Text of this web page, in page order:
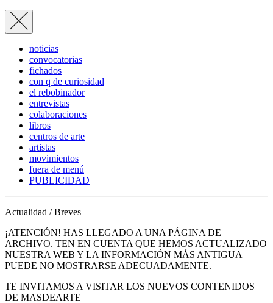
noticias
convocatorias
fichados
con q de curiosidad
el rebobinador
entrevistas
colaboraciones
libros
centros de arte
artistas
movimientos
fuera de menú
PUBLICIDAD
Actualidad / Breves
¡ATENCIÓN! HAS LLEGADO A UNA PÁGINA DE
ARCHIVO. TEN EN CUENTA QUE HEMOS ACTUALIZADO
NUESTRA WEB Y LA INFORMACIÓN MÁS ANTIGUA
PUEDE NO MOSTRARSE ADECUADAMENTE.
TE INVITAMOS A VISITAR LOS NUEVOS CONTENIDOS
DE MASDEARTE